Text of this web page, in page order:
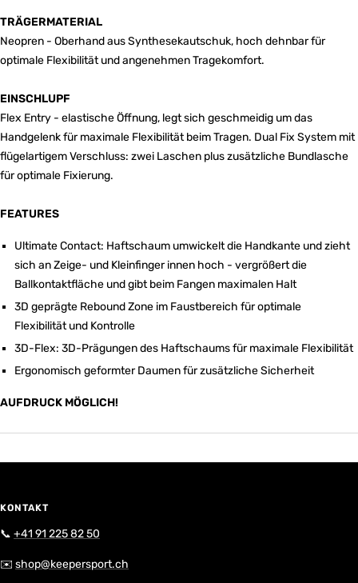
TRÄGERMATERIAL
Neopren - Oberhand aus Synthesekautschuk, hoch dehnbar für
optimale Flexibilität und angenehmen Tragekomfort.
EINSCHLUPF
Flex Entry - elastische Öffnung, legt sich geschmeidig um das
Handgelenk für maximale Flexibilität beim Tragen. Dual Fix System mit
flügelartigem Verschluss: zwei Laschen plus zusätzliche Bundlasche
für optimale Fixierung.
FEATURES
Ultimate Contact: Haftschaum umwickelt die Handkante und zieht
sich an Zeige- und Kleinfinger innen hoch - vergrößert die
Ballkontaktfläche und gibt beim Fangen maximalen Halt
3D geprägte Rebound Zone im Faustbereich für optimale
Flexibilität und Kontrolle
3D-Flex: 3D-Prägungen des Haftschaums für maximale Flexibilität
Ergonomisch geformter Daumen für zusätzliche Sicherheit
AUFDRUCK MÖGLICH!
KONTAKT
📞 +41 91 225 82 50
✉️ shop@keepersport.ch